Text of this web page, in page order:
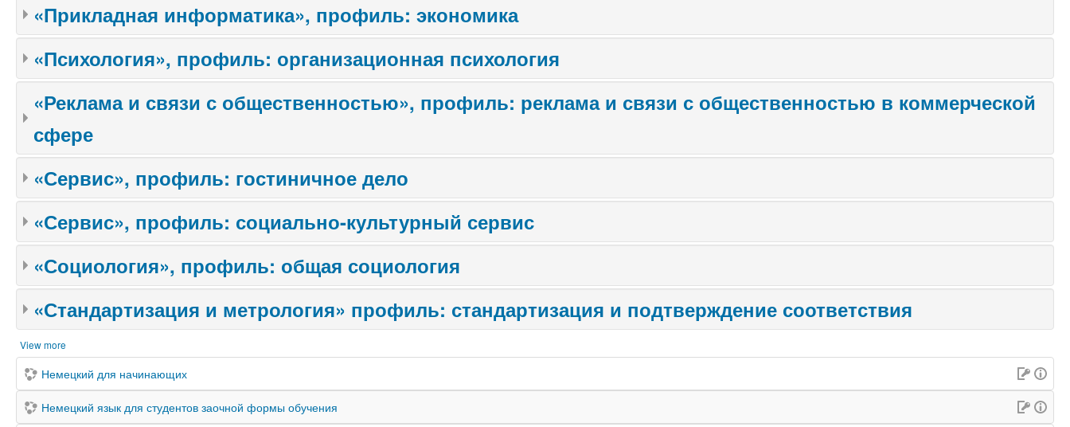
«Прикладная информатика», профиль: экономика
«Психология», профиль: организационная психология
«Реклама и связи с общественностью», профиль: реклама и связи с общественностью в коммерческой
сфере
«Сервис», профиль: гостиничное дело
«Сервис», профиль: социально-культурный сервис
«Социология», профиль: общая социология
«Стандартизация и метрология» профиль: стандартизация и подтверждение соответствия
View more
Немецкий для начинающих
Немецкий язык для студентов заочной формы обучения